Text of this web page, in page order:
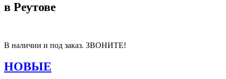
в Реутове
В наличии и под заказ. ЗВОНИТЕ!
НОВЫЕ